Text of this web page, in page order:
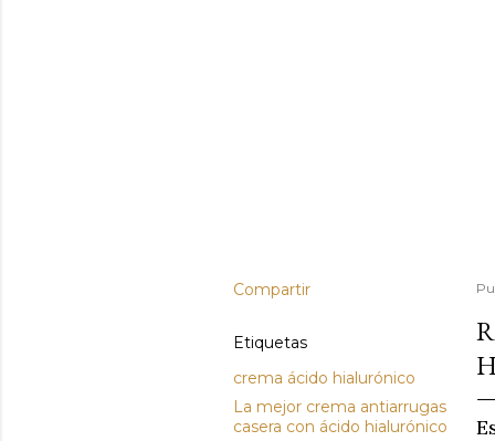
Compartir
Etiquetas
crema ácido hialurónico
La mejor crema antiarrugas
casera con ácido hialurónico